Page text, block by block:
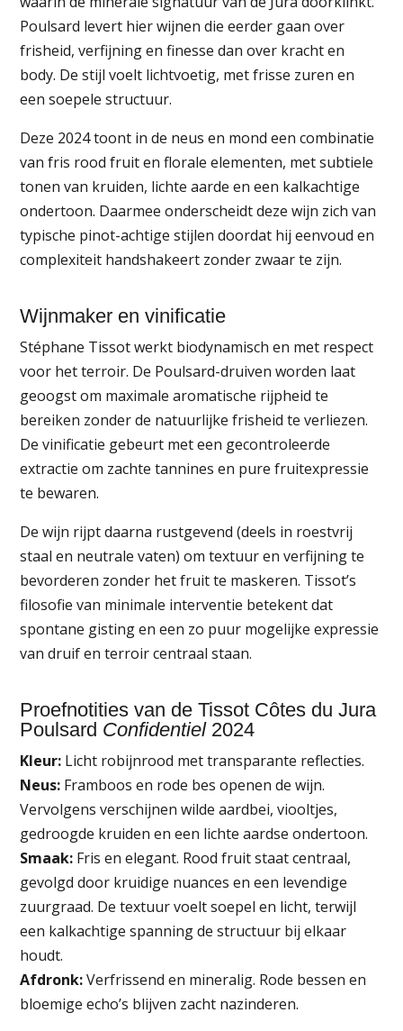
Poulsard levert hier wijnen die eerder gaan over
frisheid, verfijning en finesse dan over kracht en
body. De stijl voelt lichtvoetig, met frisse zuren en
een soepele structuur.
Deze 2024 toont in de neus en mond een combinatie
van fris rood fruit en florale elementen, met subtiele
tonen van kruiden, lichte aarde en een kalkachtige
ondertoon. Daarmee onderscheidt deze wijn zich van
typische pinot-achtige stijlen doordat hij eenvoud en
complexiteit handshakeert zonder zwaar te zijn.
Wijnmaker en vinificatie
Stéphane Tissot werkt biodynamisch en met respect
voor het terroir. De Poulsard-druiven worden laat
geoogst om maximale aromatische rijpheid te
bereiken zonder de natuurlijke frisheid te verliezen.
De vinificatie gebeurt met een gecontroleerde
extractie om zachte tannines en pure fruitexpressie
te bewaren.
De wijn rijpt daarna rustgevend (deels in roestvrij
staal en neutrale vaten) om textuur en verfijning te
bevorderen zonder het fruit te maskeren. Tissot’s
filosofie van minimale interventie betekent dat
spontane gisting en een zo puur mogelijke expressie
van druif en terroir centraal staan.
Proefnotities van de Tissot Côtes du Jura
Poulsard Confidentiel2024
Kleur: Licht robijnrood met transparante reflecties.
Neus: Framboos en rode bes openen de wijn.
Vervolgens verschijnen wilde aardbei, viooltjes,
gedroogde kruiden en een lichte aardse ondertoon.
Smaak: Fris en elegant. Rood fruit staat centraal,
gevolgd door kruidige nuances en een levendige
zuurgraad. De textuur voelt soepel en licht, terwijl
een kalkachtige spanning de structuur bij elkaar
houdt.
Afdronk:Verfrissend en mineralig. Rode bessen en
bloemige echo’s blijven zacht nazinderen.